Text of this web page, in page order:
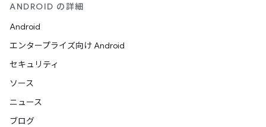
ANDROID の詳細
Android
エンタープライズ向け Android
セキュリティ
ソース
ニュース
ブログ